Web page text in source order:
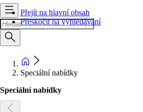
Přejít na hlavní obsah
Přeskočit na vyhledávání
Speciální nabídky
Speciální nabídky